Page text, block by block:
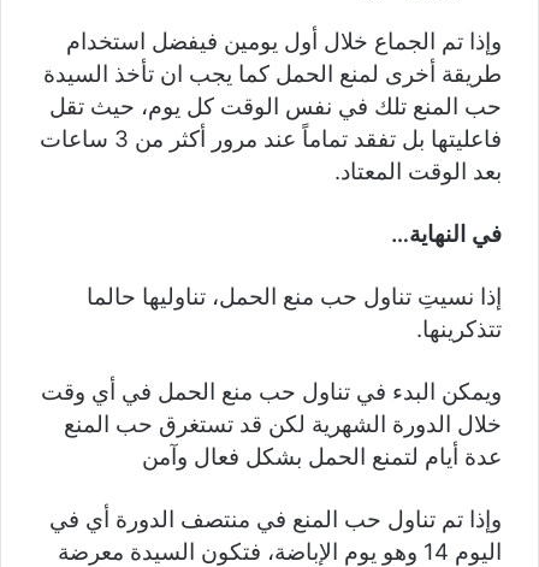
وإذا تم الجماع خلال أول يومين فيفضل استخدام
طريقة أخرى لمنع الحمل كما يجب ان تأخذ السيدة
حب المنع تلك في نفس الوقت كل يوم، حيث تقل
فاعليتها بل تفقد تماماً عند مرور أكثر من 3 ساعات
بعد الوقت المعتاد.
في النهاية…
إذا نسيتِ تناول حب منع الحمل، تناوليها حالما
تتذكرينها.
ويمكن البدء في تناول حب منع الحمل في أي وقت
خلال الدورة الشهرية لكن قد تستغرق حب المنع
عدة أيام لتمنع الحمل بشكل فعال وآمن
وإذا تم تناول حب المنع في منتصف الدورة أي في
اليوم 14 وهو يوم الإباضة، فتكون السيدة معرضة